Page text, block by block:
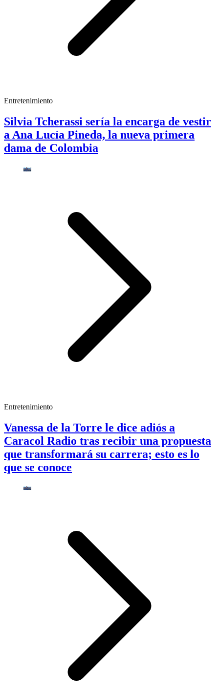
Entretenimiento
Silvia Tcherassi sería la encarga de vestir
a Ana Lucía Pineda, la nueva primera
dama de Colombia
Entretenimiento
Vanessa de la Torre le dice adiós a
Caracol Radio tras recibir una propuesta
que transformará su carrera; esto es lo
que se conoce